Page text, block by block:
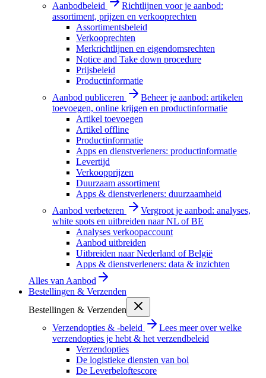
Aanbodbeleid
Richtlijnen voor je aanbod:
assortiment, prijzen en verkooprechten
Assortimentsbeleid
Verkooprechten
Merkrichtlijnen en eigendomsrechten
Notice and Take down procedure
Prijsbeleid
Productinformatie
Aanbod publiceren
Beheer je aanbod: artikelen
toevoegen, online krijgen en productinformatie
Artikel toevoegen
Artikel offline
Productinformatie
Apps en dienstverleners: productinformatie
Levertijd
Verkoopprijzen
Duurzaam assortiment
Apps & dienstverleners: duurzaamheid
Aanbod verbeteren
Vergroot je aanbod: analyses,
white spots en uitbreiden naar NL of BE
Analyses verkoopaccount
Aanbod uitbreiden
Uitbreiden naar Nederland of België
Apps & dienstverleners: data & inzichten
Alles van Aanbod
Bestellingen & Verzenden
Bestellingen & Verzenden
Verzendopties & -beleid
Lees meer over welke
verzendopties je hebt & het verzendbeleid
Verzendopties
De logistieke diensten van bol
De Leverbeloftescore